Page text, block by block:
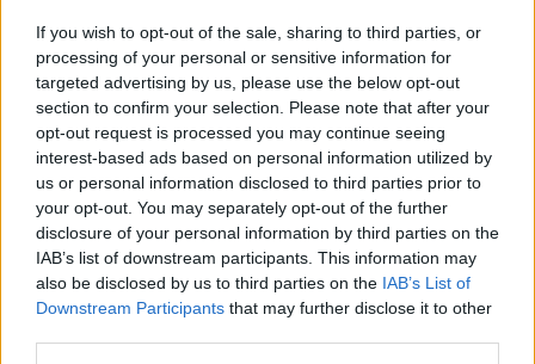
If you wish to opt-out of the sale, sharing to third parties, or
processing of your personal or sensitive information for
targeted advertising by us, please use the below opt-out
section to confirm your selection. Please note that after your
opt-out request is processed you may continue seeing
interest-based ads based on personal information utilized by
us or personal information disclosed to third parties prior to
your opt-out. You may separately opt-out of the further
disclosure of your personal information by third parties on the
IAB’s list of downstream participants. This information may
also be disclosed by us to third parties on the IAB’s List of
Downstream Participants that may further disclose it to other
btn_shadow_color=”#3b5998″
btn_shadow_color_hover=”#06c100″
btn_shadow_size=”5″ btn_font_style=”font-
weight:bold;” btn_font_size=”desktop:20px;”]
[ult_buttons btn_title=”Csatlakozz a legnagyobb
Magyar Elektromos autó tippek és kérdések
Facebook csoportunkhoz!”
btn_align=”ubtn-center” btn_size=”ubtn-block”
btn_title_color=”#3b5998″
btn_bg_color=”rgba(175,175,175,0.15)”